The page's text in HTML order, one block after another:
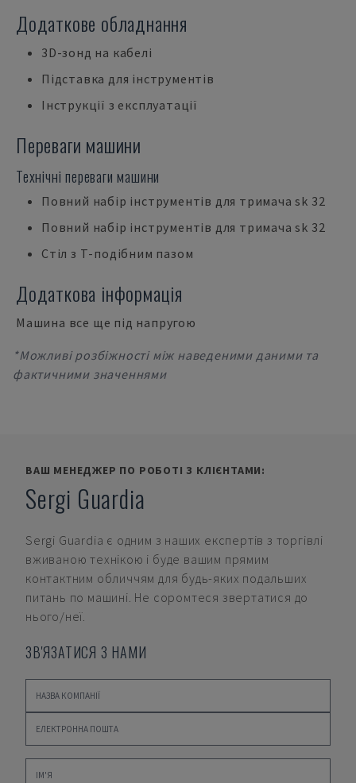
Додаткове обладнання
3D-зонд на кабелі
Підставка для інструментів
Інструкції з експлуатації
Переваги машини
Технічні переваги машини
Повний набір інструментів для тримача sk 32
Повний набір інструментів для тримача sk 32
Стіл з Т-подібним пазом
Додаткова інформація
Машина все ще під напругою
*Можливі розбіжності між наведеними даними та
фактичними значеннями
ВАШ МЕНЕДЖЕР ПО РОБОТІ З КЛІЄНТАМИ:
Sergi Guardia
Sergi Guardia є одним з наших експертів з торгівлі
вживаною технікою і буде вашим прямим
контактним обличчям для будь-яких подальших
питань по машині. Не соромтеся звертатися до
нього/неї.
ЗВ'ЯЗАТИСЯ З НАМИ